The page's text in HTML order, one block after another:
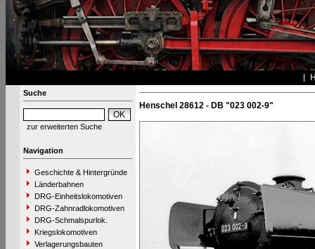
Suche
zur erweiterten Suche
Navigation
Geschichte & Hintergründe
Länderbahnen
DRG-Einheitslokomotiven
DRG-Zahnradlokomotiven
DRG-Schmalspurlok.
Kriegslokomotiven
Verlagerungsbauten
Henschel 28612 - DB "023 002-9"